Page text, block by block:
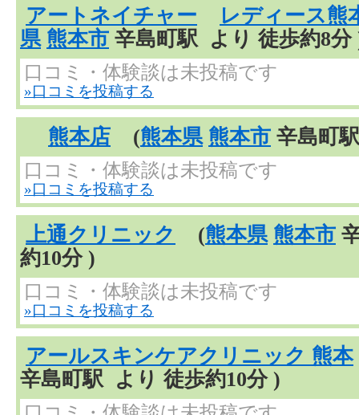
アートネイチャー
レディース熊
県 熊本市 辛島町駅 より 徒歩約8分
口コミ・体験談は未投稿です
»口コミを投稿する
熊本店 (熊本県 熊本市 辛島町
口コミ・体験談は未投稿です
»口コミを投稿する
上通クリニック (熊本県 熊本市
約10分 )
口コミ・体験談は未投稿です
»口コミを投稿する
アールスキンケアクリニック 熊本
辛島町駅 より 徒歩約10分 )